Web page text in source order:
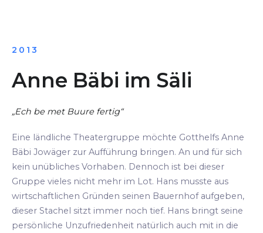
2013
Anne Bäbi im Säli
„Ech be met Buure fertig“
Eine ländliche Theatergruppe möchte Gotthelfs Anne
Bäbi Jowäger zur Aufführung bringen. An und für sich
kein unübliches Vorhaben. Dennoch ist bei dieser
Gruppe vieles nicht mehr im Lot. Hans musste aus
wirtschaftlichen Gründen seinen Bauernhof aufgeben,
dieser Stachel sitzt immer noch tief. Hans bringt seine
persönliche Unzufriedenheit natürlich auch mit in die